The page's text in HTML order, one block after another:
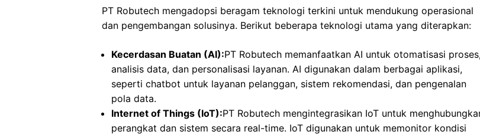
PT Robutech mengadopsi beragam teknologi terkini untuk mendukung operasional
dan pengembangan solusinya. Berikut beberapa teknologi utama yang diterapkan:
Kecerdasan Buatan (AI):PT Robutech memanfaatkan AI untuk otomatisasi
analisis data, dan personalisasi layanan. AI digunakan dalam berbagai aplikasi,
seperti chatbot untuk layanan pelanggan, sistem rekomendasi, dan pengenalan
pola data.
Internet of Things (IoT):PT Robutech mengintegrasikan IoT untuk
perangkat dan sistem secara real-time. IoT digunakan untuk memonitor kondisi